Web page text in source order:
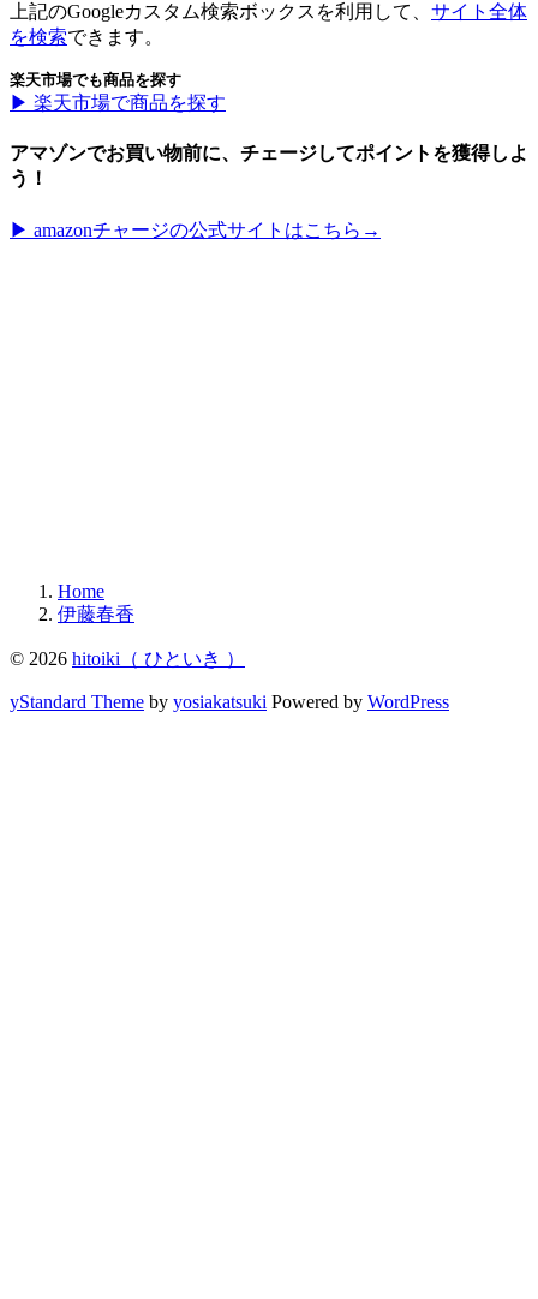
上記のGoogleカスタム検索ボックスを利用して、 サイト全体
を検索できます。
楽天市場でも商品を探す
▶︎ 楽天市場で商品を探す
アマゾンでお買い物前に、チェージしてポイントを獲得しよ
う！
▶︎ amazonチャージの公式サイトはこちら→
Home
伊藤春香
© 2026 hitoiki（ ひといき ）
yStandard Theme by yosiakatsuki Powered by WordPress